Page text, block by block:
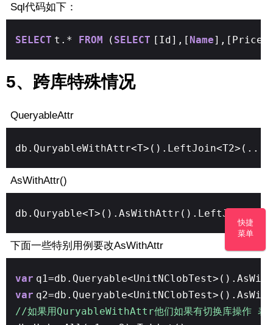
Sql代码如下：
SELECT t.* FROM ( SELECT [Id],[ Name
5、跨库特殊情况
QueryableAttr
AsWithAttr()
下面一些特别用例要改AsWithAttr
var
var
//如果用QuryableWithAttr他们如果有切换库操作 表
快捷
菜单